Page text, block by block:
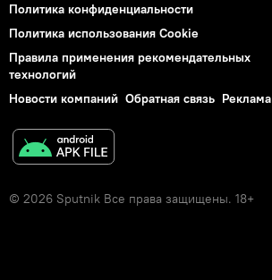
Политика конфиденциальности
Политика использования Cookie
Правила применения рекомендательных
технологий
Новости компаний Обратная связь Реклама
© 2026 Sputnik Все права защищены. 18+